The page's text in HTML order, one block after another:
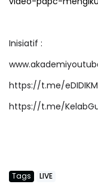
Inisiatif :
https://t.me/
https://t.me/
Tags LIVE